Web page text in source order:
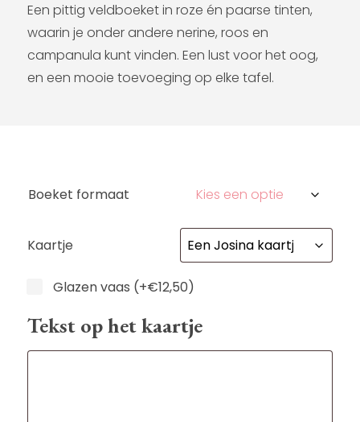
Een pittig veldboeket in roze én paarse tinten,
waarin je onder andere nerine, roos en
campanula kunt vinden. Een lust voor het oog,
en een mooie toevoeging op elke tafel.
Boeket formaat
Kaartje
VaasGlazen vaas (+€12,50)
Tekst op het kaartje